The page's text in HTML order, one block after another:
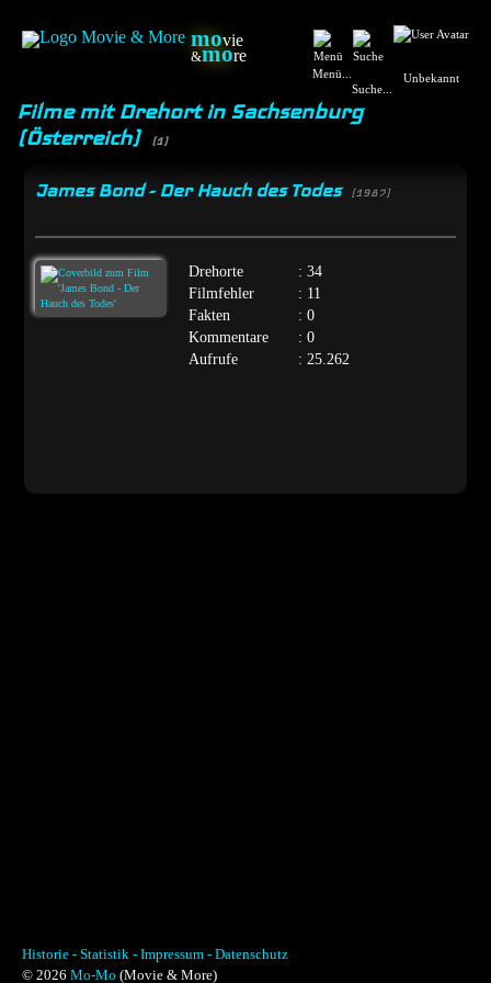
movie
&more
Menü...
Suche...
Unbekannt
Filme mit Drehort in Sachsenburg
(Österreich)
(1)
James Bond - Der Hauch des Todes [1987]
Drehorte
: 34
Filmfehler
: 11
Fakten
: 0
Kommentare
: 0
Aufrufe
: 25.262
Historie - Statistik - Impressum - Datenschutz
© 2026 Mo-Mo (Movie & More)